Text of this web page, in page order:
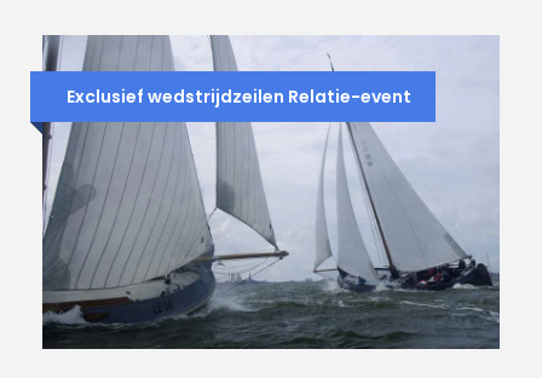
Exclusief wedstrijdzeilen Relatie-event